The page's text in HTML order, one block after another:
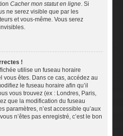
Cacher mon statut en ligne. Si
ne serez visible que par les
et vous-même. Vous serez
!
utilise un fuseau horaire
vous êtes. Dans ce cas, accédez au
le fuseau horaire afin qu’il
vous trouvez (ex : Londres, Paris,
que la modification du fuseau
paramètres, n’est accessible qu’aux
n’êtes pas enregistré, c’est le bon